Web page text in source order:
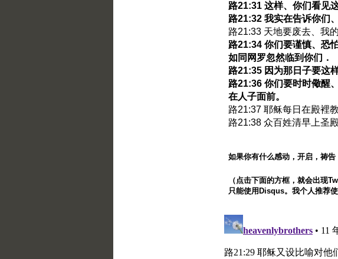
路21:31 这样、你们看见
路21:32 我实在告诉你们
路21:33 天地要废去、我
路21:34 你们要谨慎、恐
如同网罗忽然临到你们．
路21:35 因为那日子要这
路21:36 你们要时时儆醒
在人子面前。
路21:37 耶稣每日在殿裡
路21:38 众百姓清早上圣
如果你有什么感动，开启，祷告
（点击下面的方框，就会出现
只能使用Disqus。我个人推荐